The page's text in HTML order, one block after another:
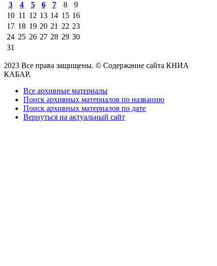
3
4 5 6 7 8
9
10 11 12 13 14 15 16
17 18 19 20 21 22 23
24 25 26 27 28 29 30
31
2023 Все права защищены. © Содержание сайта КНИА
КАБАР.
Все архивные материалы
Поиск архивных материалов по названию
Поиск архивных материалов по дате
Вернуться на актуальный сайт